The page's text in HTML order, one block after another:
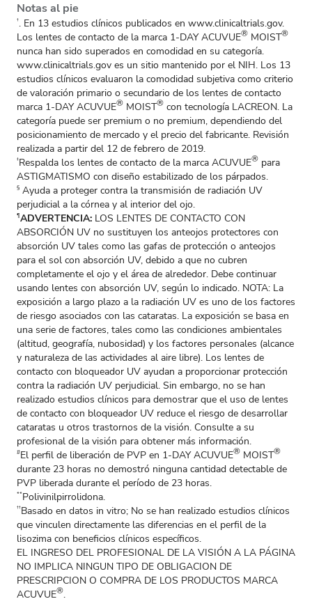
Notas al pie
†. En 13 estudios clínicos publicados en www.clinicaltrials.gov.
Los lentes de contacto de la marca 1-DAY ACUVUE® MOIST®
nunca han sido superados en comodidad en su categoría.
www.clinicaltrials.gov es un sitio mantenido por el NIH. Los 13
estudios clínicos evaluaron la comodidad subjetiva como criterio
de valoración primario o secundario de los lentes de contacto
marca 1-DAY ACUVUE® MOIST® con tecnología LACREON. La
categoría puede ser premium o no premium, dependiendo del
posicionamiento de mercado y el precio del fabricante. Revisión
realizada a partir del 12 de febrero de 2019.
‡Respalda los lentes de contacto de la marca ACUVUE® para
ASTIGMATISMO con diseño estabilizado de los párpados.
§ Ayuda a proteger contra la transmisión de radiación UV
perjudicial a la córnea y al interior del ojo.
¶ADVERTENCIA: LOS LENTES DE CONTACTO CON
ABSORCIÓN UV no sustituyen los anteojos protectores con
absorción UV tales como las gafas de protección o anteojos
para el sol con absorción UV, debido a que no cubren
completamente el ojo y el área de alrededor. Debe continuar
usando lentes con absorción UV, según lo indicado. NOTA: La
exposición a largo plazo a la radiación UV es uno de los factores
de riesgo asociados con las cataratas. La exposición se basa en
una serie de factores, tales como las condiciones ambientales
(altitud, geografía, nubosidad) y los factores personales (alcance
y naturaleza de las actividades al aire libre). Los lentes de
contacto con bloqueador UV ayudan a proporcionar protección
contra la radiación UV perjudicial. Sin embargo, no se han
realizado estudios clínicos para demostrar que el uso de lentes
de contacto con bloqueador UV reduce el riesgo de desarrollar
cataratas u otros trastornos de la visión. Consulte a su
profesional de la visión para obtener más información.
#El perfil de liberación de PVP en 1-DAY ACUVUE® MOIST®
durante 23 horas no demostró ninguna cantidad detectable de
PVP liberada durante el período de 23 horas.
**Polivinilpirrolidona.
††Basado en datos in vitro; No se han realizado estudios clínicos
que vinculen directamente las diferencias en el perfil de la
lisozima con beneficios clínicos específicos.
EL INGRESO DEL PROFESIONAL DE LA VISIÓN A LA PÁGINA
NO IMPLICA NINGUN TIPO DE OBLIGACION DE
PRESCRIPCION O COMPRA DE LOS PRODUCTOS MARCA
ACUVUE®.